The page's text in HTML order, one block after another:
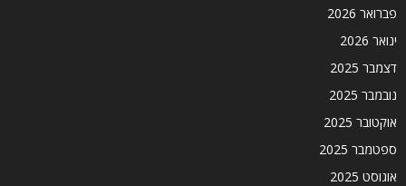
פברואר 2026
ינואר 2026
דצמבר 2025
נובמבר 2025
אוקטובר 2025
ספטמבר 2025
אוגוסט 2025